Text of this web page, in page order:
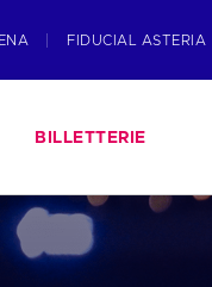
FIDUCIAL ASTERIA
BILLETTERIE